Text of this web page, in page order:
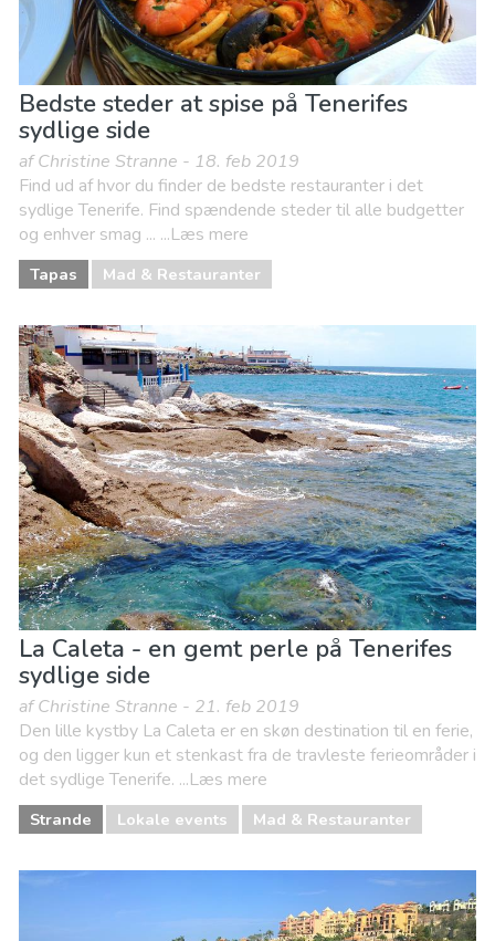
Bedste steder at spise på Tenerifes
sydlige side
af Christine Stranne - 18. feb 2019
Find ud af hvor du finder de bedste restauranter i det
sydlige Tenerife. Find spændende steder til alle budgetter
og enhver smag ... ...Læs mere
Tapas Mad & Restauranter
La Caleta - en gemt perle på Tenerifes
sydlige side
af Christine Stranne - 21. feb 2019
Den lille kystby La Caleta er en skøn destination til en ferie,
og den ligger kun et stenkast fra de travleste ferieområder i
det sydlige Tenerife. ...Læs mere
Strande Lokale events Mad & Restauranter